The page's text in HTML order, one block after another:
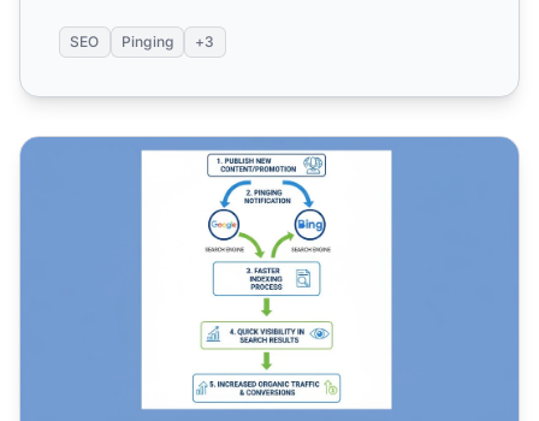
SEO Pinging +3
Ako pingovanie prospieva affiliate marketérom?